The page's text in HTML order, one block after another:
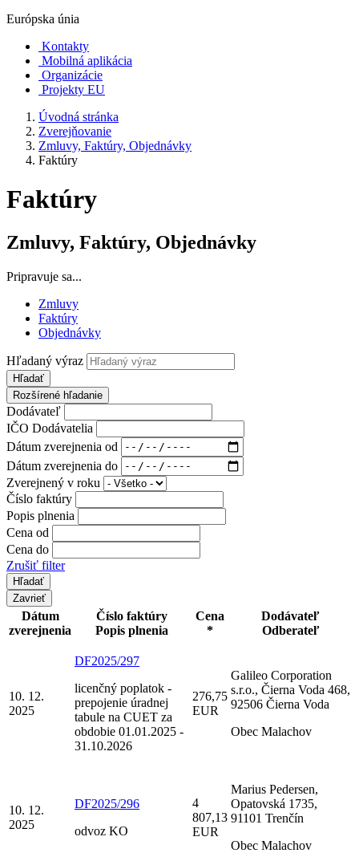
Európska únia
Kontakty
Mobilná aplikácia
Organizácie
Projekty EU
Úvodná stránka
Zverejňovanie
Zmluvy, Faktúry, Objednávky
Faktúry
Faktúry
Zmluvy, Faktúry, Objednávky
Pripravuje sa...
Zmluvy
Faktúry
Objednávky
Hľadaný výraz
Hľadať
Rozšírené hľadanie
Dodávateľ
IČO Dodávatelia
Dátum zverejnenia od
Dátum zverejnenia do
Zverejnený v roku
Číslo faktúry
Popis plnenia
Cena od
Cena do
Zrušiť filter
Zavrieť
Dátum
zverejnenia
Číslo faktúry
Popis plnenia
Cena
*
Dodávateľ
Odberateľ
10. 12.
2025
DF2025/297
licenčný poplatok -
prepojenie úradnej
tabule na CUET za
obdobie 01.01.2025 -
31.10.2026
276,75
EUR
Galileo Corporation
s.r.o., Čierna Voda 468,
92506 Čierna Voda
Obec Malachov
10. 12.
2025
DF2025/296
odvoz KO
4
807,13
EUR
Marius Pedersen,
Opatovská 1735,
91101 Trenčín
Obec Malachov